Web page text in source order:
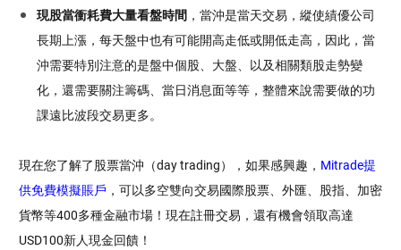
現股當衝耗費大量看盤時間 ，當沖是當天交易，縱使績優公司
長期上漲，每天盤中也有可能開高走低或開低走高，因此，當
沖需要特別注意的是盤中個股、大盤、以及相關類股走勢變
化，還需要關注籌碼、當日消息面等等，整體來說需要做的功
課遠比波段交易更多。
現在您了解了股票當沖（day trading），如果感興趣， Mitrade提
供免費模擬賬戶 ，可以多空雙向交易國際股票、外匯、股指、加密
貨幣等400多種金融市場！現在註冊交易，還有機會領取高達
USD100新人現金回饋！